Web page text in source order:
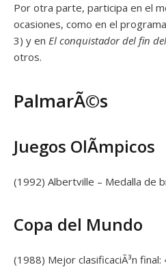
Por otra parte, participa en el
ocasiones, como en el
3) y en El conquistador del fin
otros.
PalmarÃ©s
Juegos OlÃ­mpicos
(1992) Albertville – Medalla de
Copa del Mundo
(1988) Mejor clasificaciÃ³n final: